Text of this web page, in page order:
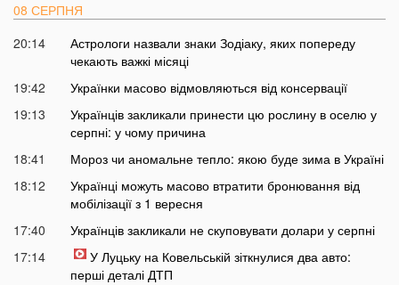
08 СЕРПНЯ
20:14
Астрологи назвали знаки Зодіаку, яких попереду
чекають важкі місяці
19:42
Українки масово відмовляються від консервації
19:13
Українців закликали принести цю рослину в оселю у
серпні: у чому причина
18:41
Мороз чи аномальне тепло: якою буде зима в Україні
18:12
Українці можуть масово втратити бронювання від
мобілізації з 1 вересня
17:40
Українців закликали не скуповувати долари у серпні
17:14
У Луцьку на Ковельській зіткнулися два авто:
перші деталі ДТП